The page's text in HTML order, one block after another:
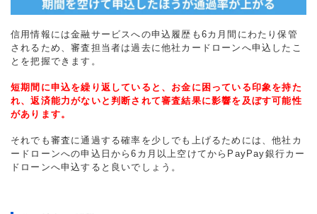
信用情報には金融サービスへの申込履歴も6カ月間にわたり保管
されるため、審査担当者は過去に他社カードローンへ申込したこ
とを把握できます。
短期間に申込を繰り返していると、お金に困っている印象を持た
れ、返済能力がないと判断されて審査結果に影響を及ぼす可能性
があります。
それでも審査に通過する確率を少しでも上げるためには、他社カ
ードローンへの申込日から6カ月以上空けてからPayPay銀行カー
ドローンへ申込すると良いでしょう。